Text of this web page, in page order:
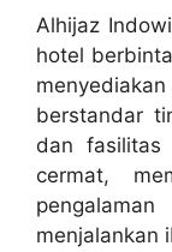
Alhijaz
hotel
berstandar
dan
cermat,
menjalankan